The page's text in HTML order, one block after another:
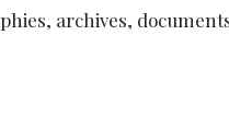
archives,